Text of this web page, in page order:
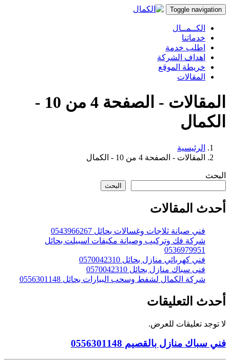
Toggle navigation
الكــمــال
خدماتنا
اطلب خدمة
اهداف الشركة
خريطة الموقع
المقالات
المقالات - الصفحة 4 من 10 -
الكمال
الرئيسية
المقالات - الصفحة 4 من 10 - الكمال
البحث
البحث
أحدث المقالات
فني صيانة ثلاجات وغسالات بحائل 0543966267
شركة فك وتركيب وصيانة مكيفات اسبيلت بحائل
0536979951
فني كهربائي منازل بحائل 0570042310
فنى سباك منازل بحائل 0570042310
شركة الكمال لشفط وسحب البيارات بحائل 0556301148
أحدث التعليقات
لا توجد تعليقات للعرض.
فني سباك منازل بالقصيم 0556301148